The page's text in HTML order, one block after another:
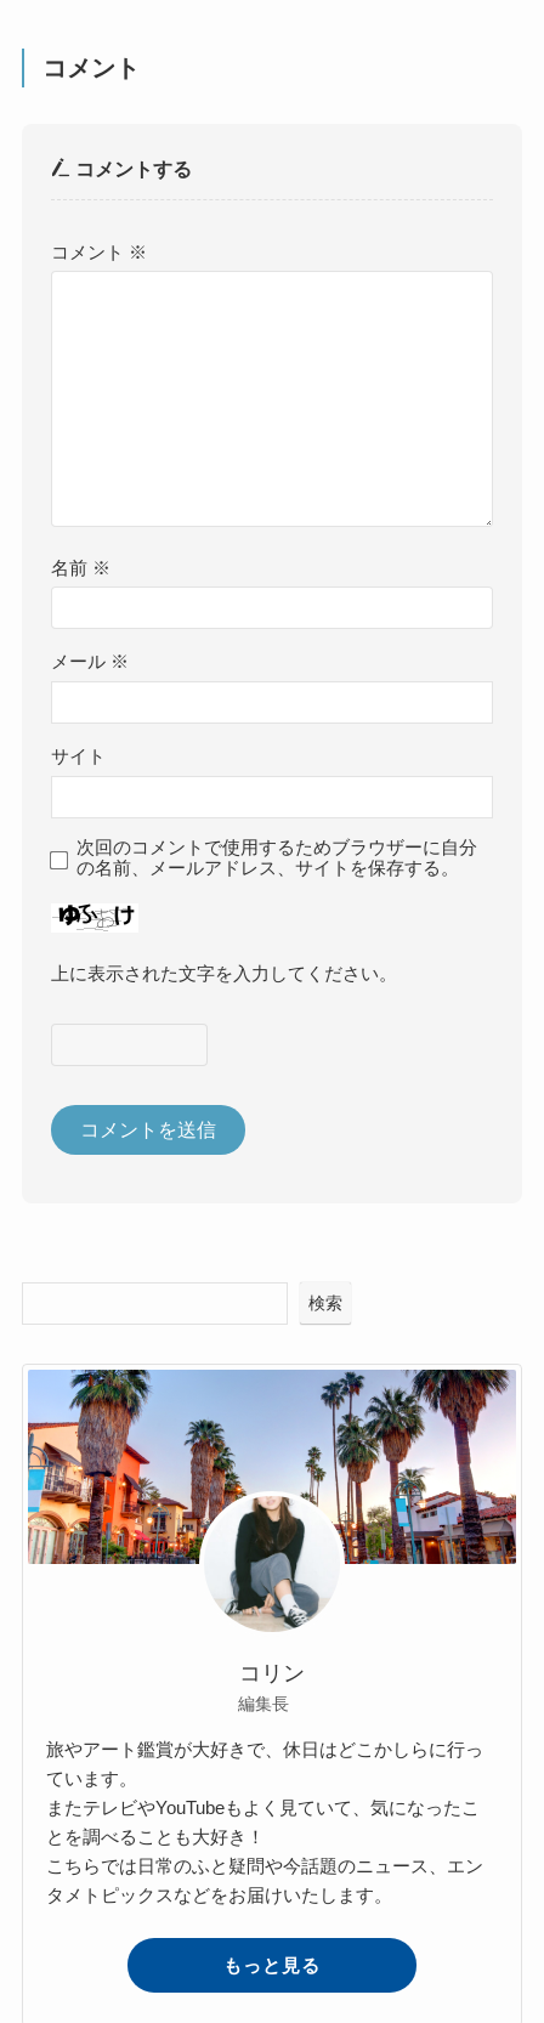
コメント
コメントする
コメント ※
名前 ※
メール ※
サイト
次回のコメントで使用するためブラウザーに自分
の名前、メールアドレス、サイトを保存する。
上に表示された文字を入力してください。
検索
コリン
編集長
旅やアート鑑賞が大好きで、休日はどこかしらに行っ
ています。
またテレビやYouTubeもよく見ていて、気になったこ
とを調べることも大好き！
こちらでは日常のふと疑問や今話題のニュース、エン
タメトピックスなどをお届けいたします。
もっと見る